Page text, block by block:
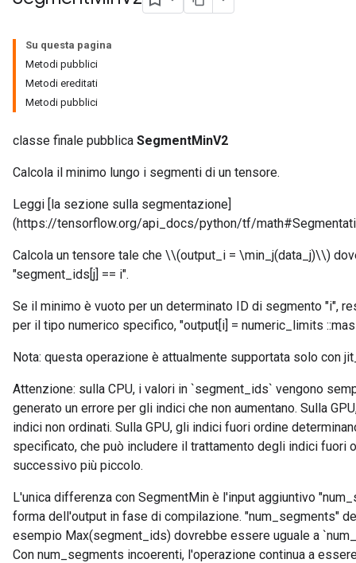
Su questa pagina
Metodi pubblici
Metodi ereditati
Metodi pubblici
classe finale pubblica SegmentMinV2
Calcola il minimo lungo i segmenti di un tensore.
Leggi [la sezione sulla segmentazione]
(https://tensorflow.org/api_docs/python/tf/
Calcola un tensore tale che \\(output_i = \min_j(data_j)\\)
"segment_ids[j] == i".
Se il minimo è vuoto per un determinato ID di segmento "i",
per il tipo numerico specifico, "output[i] = numeric_limits
Nota: questa operazione è attualmente supportata solo con
Attenzione: sulla CPU, i valori in `segment_ids` vengono
generato un errore per gli indici che non aumentano. Sulla
indici non ordinati. Sulla GPU, gli indici fuori ordine
specificato, che può includere il trattamento degli indici fuori
successivo più piccolo.
L'unica differenza con SegmentMin è l'input aggiuntivo
forma dell'output in fase di compilazione. "num_segments"
esempio Max(segment_ids) dovrebbe essere uguale a
Con num_segments incoerenti, l'operazione continua a